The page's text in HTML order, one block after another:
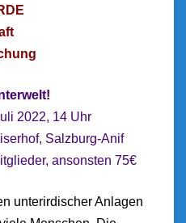
2022, 14 Uhr
Salzburg-Anif
ansonsten 75€
unterirdischer Anlagen